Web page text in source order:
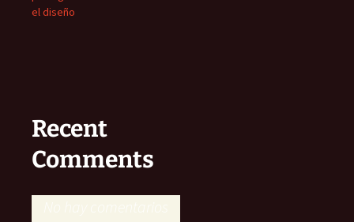
el diseño
Recent
Comments